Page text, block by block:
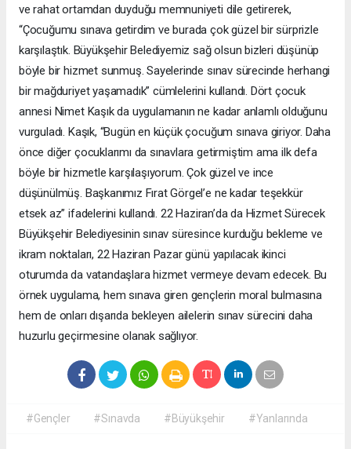
ve rahat ortamdan duyduğu memnuniyeti dile getirerek,
“Çocuğumu sınava getirdim ve burada çok güzel bir sürprizle
karşılaştık. Büyükşehir Belediyemiz sağ olsun bizleri düşünüp
böyle bir hizmet sunmuş. Sayelerinde sınav sürecinde herhangi
bir mağduriyet yaşamadık” cümlelerini kullandı. Dört çocuk
annesi Nimet Kaşık da uygulamanın ne kadar anlamlı olduğunu
vurguladı. Kaşık, “Bugün en küçük çocuğum sınava giriyor. Daha
önce diğer çocuklarımı da sınavlara getirmiştim ama ilk defa
böyle bir hizmetle karşılaşıyorum. Çok güzel ve ince
düşünülmüş. Başkanımız Fırat Görgel’e ne kadar teşekkür
etsek az” ifadelerini kullandı. 22 Haziran’da da Hizmet Sürecek
Büyükşehir Belediyesinin sınav süresince kurduğu bekleme ve
ikram noktaları, 22 Haziran Pazar günü yapılacak ikinci
oturumda da vatandaşlara hizmet vermeye devam edecek. Bu
örnek uygulama, hem sınava giren gençlerin moral bulmasına
hem de onları dışarıda bekleyen ailelerin sınav sürecini daha
huzurlu geçirmesine olanak sağlıyor.
#Gençler #Sınavda #Büyükşehir #Yanlarında